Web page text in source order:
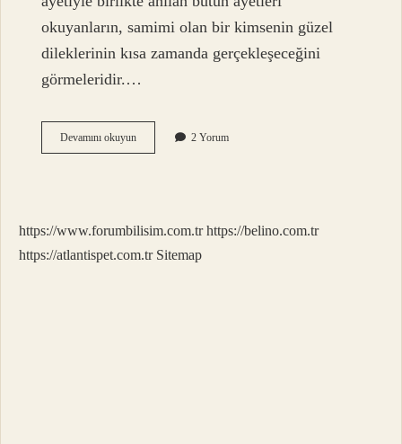
okuyanların, samimi olan bir kimsenin güzel
dileklerinin kısa zamanda gerçekleşeceğini
görmeleridir.…
Devamını okuyunKun
Fe
Mu
2 Yorum
https://www.forumbilisim.com.tr https://belino.com.tr
https://atlantispet.com.tr Sitemap